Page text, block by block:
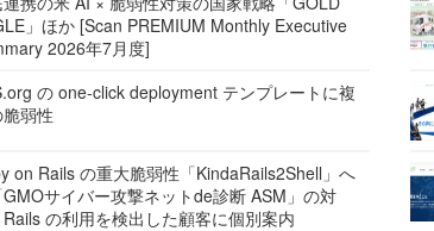
」ほか [Scan PREMIUM Monthly Executive
2026年7月度]
の one-click deployment テンプレートに複
弱性
on Rails の重大脆弱性「KindaRails2Shell」へ
サイバー攻撃ネットde診断 ASM」の対
Rails の利用を検出した顧客に個別案内